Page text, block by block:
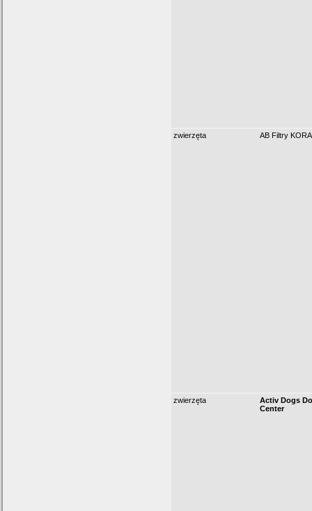
zwierzęta AB Filtry
zwierzęta
Activ Dogs
Center